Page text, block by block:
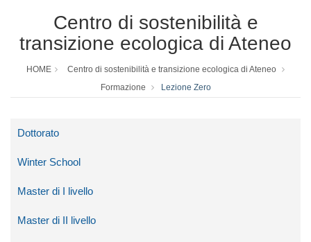
Centro di sostenibilità e
transizione ecologica di Ateneo
HOME
Centro di sostenibilità e transizione ecologica di Ateneo
Formazione
Lezione Zero
Dottorato
Winter School
Master di I livello
Master di II livello